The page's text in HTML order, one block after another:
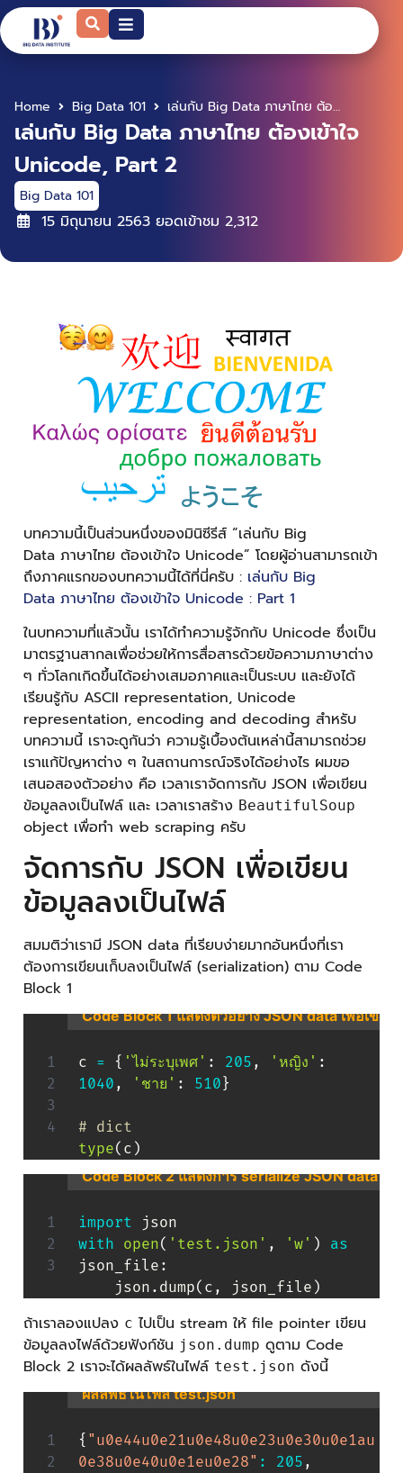
Home Big Data 101 เล่นกับ Big Data ภาษาไทย ต้องเข้าใจ Unicode, Part 2
เล่นกับ Big Data ภาษาไทย ต้องเข้าใจ
Unicode, Part 2
Big Data 101
15 มิถุนายน 2563 ยอดเข้าชม 2,312
บทความนี้เป็นส่วนหนึ่งของมินิซีรีส์ “เล่นกับ Big
Data ภาษาไทย ต้องเข้าใจ Unicode” โดยผู้อ่านสามารถเข้า
ถึงภาคแรกของบทความนี้ได้ที่นี่ครับ : เล่นกับ Big
Data ภาษาไทย ต้องเข้าใจ Unicode : Part 1
ในบทความที่แล้วนั้น เราได้ทำความรู้จักกับ Unicode ซึ่งเป็น
มาตรฐานสากลเพื่อช่วยให้การสื่อสารด้วยข้อความภาษาต่าง
ๆ ทั่วโลกเกิดขึ้นได้อย่างเสมอภาคและเป็นระบบ และยังได้
เรียนรู้กับ ASCII representation, Unicode
representation, encoding and decoding สำหรับ
บทความนี้ เราจะดูกันว่า ความรู้เบื้องต้นเหล่านี้สามารถช่วย
เราแก้ปัญหาต่าง ๆ ในสถานการณ์จริงได้อย่างไร ผมขอ
เสนอสองตัวอย่าง คือ เวลาเราจัดการกับ JSON เพื่อเขียน
ข้อมูลลงเป็นไฟล์ และ เวลาเราสร้าง BeautifulSoup
object เพื่อทำ web scraping ครับ
จัดการกับ JSON เพื่อเขียน
ข้อมูลลงเป็นไฟล์
สมมติว่าเรามี JSON data ที่เรียบง่ายมากอันหนึ่งที่เรา
ต้องการเขียนเก็บลงเป็นไฟล์ (serialization) ตาม Code
Block 1
Code Block 1 แสดงตัวอย่าง JSON data เพื่อเขี
c = { 'ไม่ระบุเพศ' : 205 , 'หญิง' :
1040 , 'ชาย' : 510 }
# dict
type( c )
Code Block 2 แสดงการ serialize JSON data เ
import
with open( 'test.json' , 'w' )
as
json_file :
    json
. dump( c , json_file )
ถ้าเราลองแปลง c ไปเป็น stream ให้ file pointer เขียน
ข้อมูลลงไฟล์ด้วยฟังก์ชัน json.dump ดูตาม Code
Block 2 เราจะได้ผลลัพธ์ในไฟล์ test.json ดังนี้
ผลลัพธ์ในไฟล์ test.json
{ "u0e44u0e21u0e48u0e23u0e30u0e1au
0e38u0e40u0e1eu0e28" : 205 ,